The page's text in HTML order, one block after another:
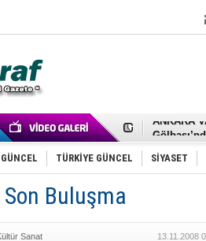
Cemal
Samet
FAİZ
TÜRKİYE GÜNCEL SİYASET
Son Buluşma
Sanat 13.11.2008